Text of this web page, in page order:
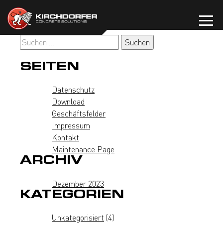
Inhalt
springen
Suchen
nach:
SEITEN
Datenschutz
Download
Geschäftsfelder
Impressum
Kontakt
Maintenance Page
ARCHIV
Dezember 2023
KATEGORIEN
Unkategorisiert (4)